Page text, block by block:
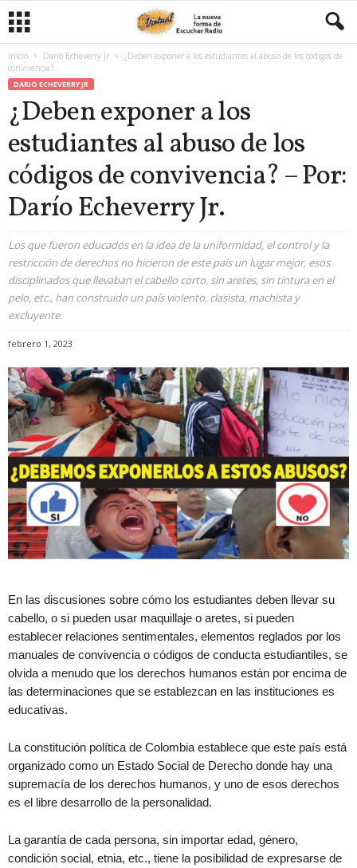
Inicio Dario Echeverry Jr
¿Deben exponer a los estudiantes al abuso de los códigos de
convivencia?...
DARIO ECHEVERRY JR
¿Deben exponer a los
estudiantes al abuso de los
códigos de convivencia? – Por:
Darío Echeverry Jr.
Los que fueron educados en la idea de la uniformidad, el control y la
restricción de derechos no hicieron de este país un lugar mejor, esos
disciplinados que llevaban el cabello corto, sin aretes, sin tintura en el
pelo, etc., han construido un país violento, clasista, machista y
excluyente.
febrero 1, 2023
En las discusiones sobre cómo los estudiantes deben llevar su
cabello, o si pueden usar maquillaje o aretes, si pueden
establecer relaciones sentimentales, elementos reglados por los
manuales de convivencia o códigos de conducta estudiantiles, se
olvida a menudo que los derechos humanos están por encima de
las determinaciones que se establezcan en las instituciones es
educativas.
La constitución política de Colombia establece que este país está
organizado como un Estado Social de Derecho donde hay una
supremacía de los derechos humanos, y uno de esos derechos
es el libre desarrollo de la personalidad.
La garantía de cada persona, sin importar edad, género,
condición social, etnia, etc., tiene la posibilidad de expresarse de